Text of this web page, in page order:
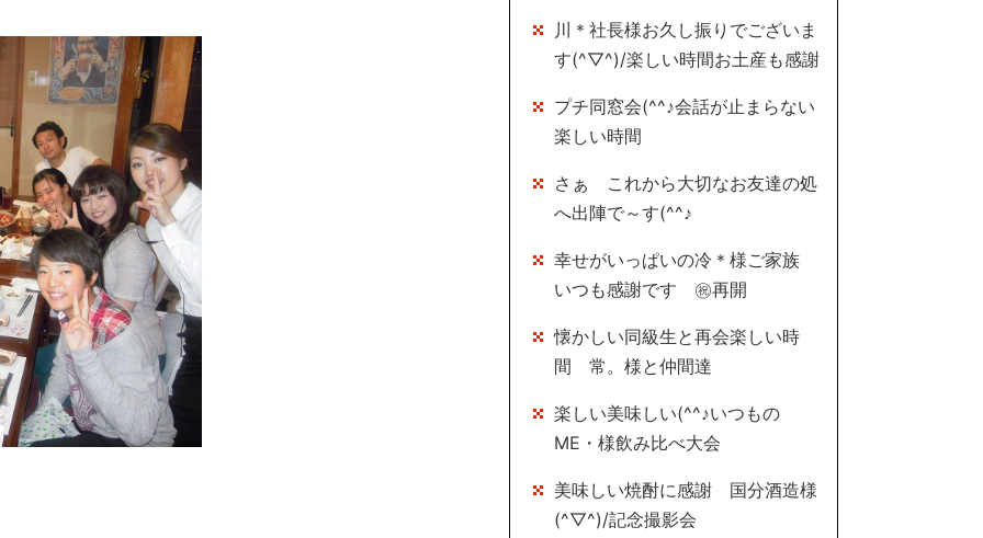
川＊社長様お久し振りでございま
す(^▽^)/楽しい時間お土産も感謝
プチ同窓会(^^♪会話が止まらない
楽しい時間
さぁ これから大切なお友達の処
へ出陣で～す(^^♪
幸せがいっぱいの冷＊様ご家族
いつも感謝です ㊗再開
懐かしい同級生と再会楽しい時
間 常。様と仲間達
楽しい美味しい(^^♪いつもの
ME・様飲み比べ大会
美味しい焼酎に感謝 国分酒造様
(^▽^)/記念撮影会